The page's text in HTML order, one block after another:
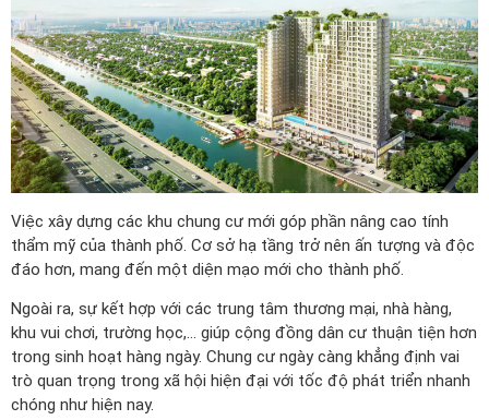
Việc xây dựng các khu chung cư mới góp phần nâng cao tính
thẩm mỹ của thành phố. Cơ sở hạ tầng trở nên ấn tượng và độc
đáo hơn, mang đến một diện mạo mới cho thành phố.
Ngoài ra, sự kết hợp với các trung tâm thương mại, nhà hàng,
khu vui chơi, trường học,… giúp cộng đồng dân cư thuận tiện hơn
trong sinh hoạt hàng ngày. Chung cư ngày càng khẳng định vai
trò quan trọng trong xã hội hiện đại với tốc độ phát triển nhanh
chóng như hiện nay.